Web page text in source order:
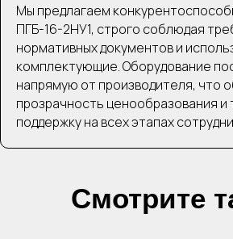
Мы предлагаем
ПГБ-16-2НУ1, строго соблюдая
нормативных документов и
комплектующие. Оборудование
напрямую от производителя, что
прозрачность ценообразования и
поддержку на всех этапах
Смотрите